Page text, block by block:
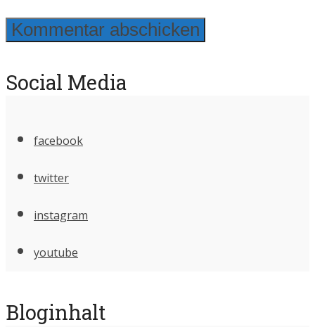
Social Media
facebook
twitter
instagram
youtube
Bloginhalt